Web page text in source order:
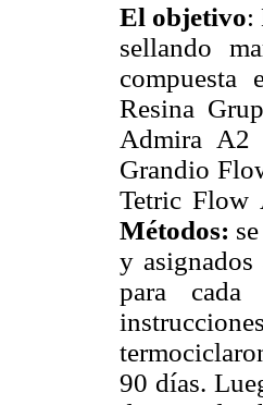
El objetivo:
sellando
compuesta
Resina
Admira A2
Grandio
Tetric Flow
Métodos:
y
para cada
90 días.